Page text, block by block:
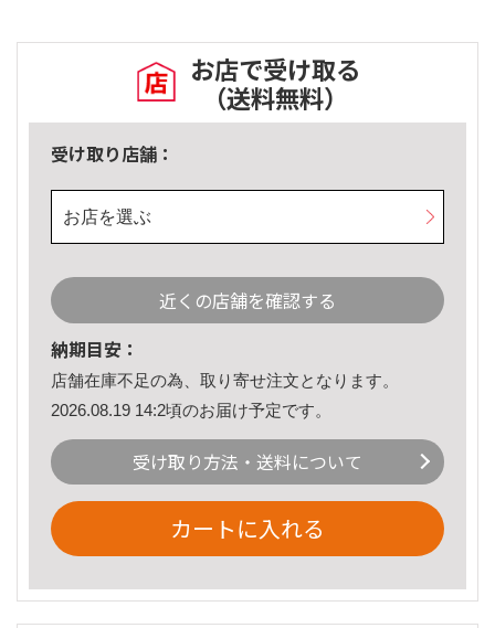
お店で受け取る
（送料無料）
受け取り店舗：
お店を選ぶ
近くの店舗を確認する
納期目安：
店舗在庫不足の為、取り寄せ注文となります。
2026.08.19 14:2頃のお届け予定です。
受け取り方法・送料について
カートに入れる